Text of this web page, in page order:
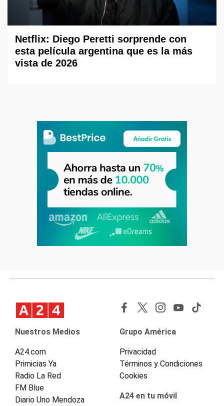
Netflix: Diego Peretti sorprende con
esta película argentina que es la más
vista de 2026
Nuestros Medios
A24.com
Primicias Ya
Radio La Red
FM Blue
Diario Uno Mendoza
Grupo América
Privacidad
Términos y Condiciones
Cookies
A24 en tu móvil